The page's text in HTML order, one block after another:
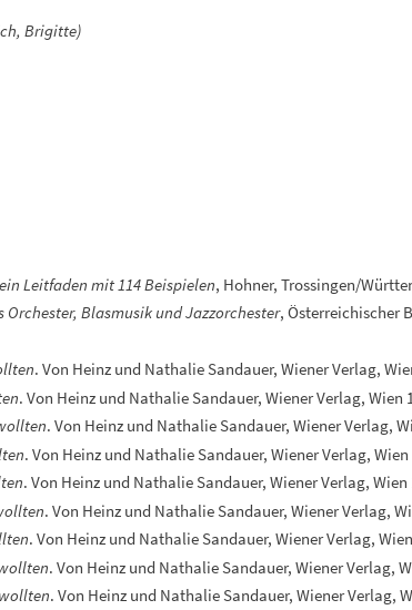
Brigitte)
Leitfaden mit 114 Beispielen, Hohner, Trossingen/
Blasmusik und Jazzorchester, Österreichischer
. Von Heinz und Nathalie Sandauer, Wiener Verlag,
. Von Heinz und Nathalie Sandauer, Wiener Verlag, Wien
. Von Heinz und Nathalie Sandauer, Wiener Verlag,
. Von Heinz und Nathalie Sandauer, Wiener Verlag, Wien
. Von Heinz und Nathalie Sandauer, Wiener Verlag, Wien
. Von Heinz und Nathalie Sandauer, Wiener Verlag,
. Von Heinz und Nathalie Sandauer, Wiener Verlag,
. Von Heinz und Nathalie Sandauer, Wiener Verlag,
. Von Heinz und Nathalie Sandauer, Wiener Verlag,